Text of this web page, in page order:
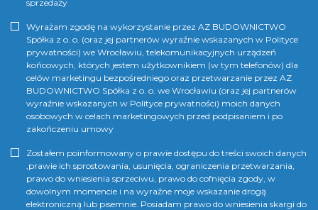
sprzedaży
Wyrażam zgodę na wykorzystanie przez AZ BUDOWNICTWO
Spółka z o. o. (oraz jej partnerów wyraźnie wskazanych w Polityce
prywatności) we Wrocławiu, telekomunikacyjnych urządzeń
końcowych, których jestem użytkownikiem (w tym telefonów) dla
celów marketingu bezpośredniego oraz przetwarzanie przez AZ
BUDOWNICTWO Spółka z o. o. we Wrocławiu (oraz jej partnerów
wyraźnie wskazanych w Polityce prywatności) moich danych
osobowych w celach marketingowych przed podpisaniem i po
zakończeniu umowy
Zostałem poinformowany o prawie dostępu do treści swoich danych
,prawie ich sprostowania, usunięcia, ograniczenia przetwarzania,
prawo do wniesienia sprzeciwu, prawo do cofnięcia zgody, w
dowolnym momencie i na wyraźne moje wskazanie drogą
elektroniczną lub pisemnie. Posiadam prawo do wniesienia skargi do